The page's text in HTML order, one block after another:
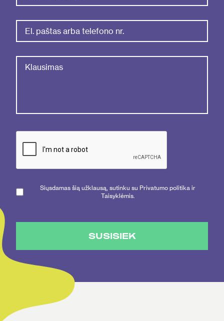
Siųsdamas šią užklausą, sutinku su Privatumo politika ir
Taisyklėmis.
SUSISIEK